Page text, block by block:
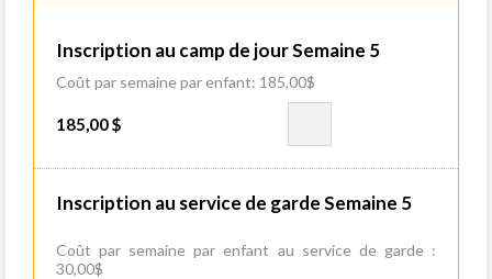
Inscription au camp de jour Semaine 5
Coût par semaine par enfant: 185,00$
185,00 $
Inscription au service de garde Semaine 5
Coût par semaine par enfant au service de garde :
30,00$